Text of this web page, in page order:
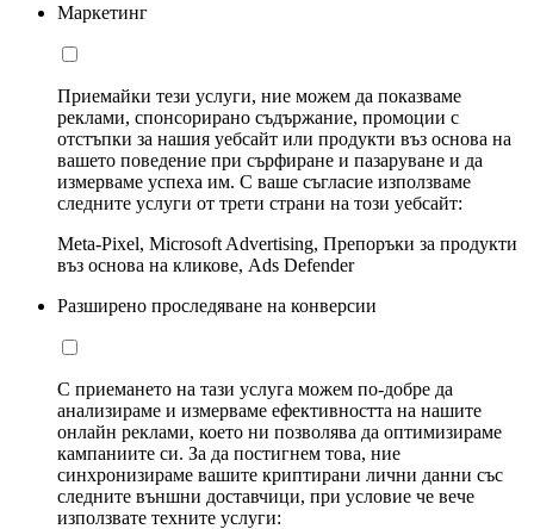
Маркетинг
Приемайки тези услуги, ние можем да показваме
реклами, спонсорирано съдържание, промоции с
отстъпки за нашия уебсайт или продукти въз основа на
вашето поведение при сърфиране и пазаруване и да
измерваме успеха им. С ваше съгласие използваме
следните услуги от трети страни на този уебсайт:
Meta-Pixel, Microsoft Advertising, Препоръки за продукти
въз основа на кликове, Ads Defender
Разширено проследяване на конверсии
С приемането на тази услуга можем по-добре да
анализираме и измерваме ефективността на нашите
онлайн реклами, което ни позволява да оптимизираме
кампаниите си. За да постигнем това, ние
синхронизираме вашите криптирани лични данни със
следните външни доставчици, при условие че вече
използвате техните услуги: